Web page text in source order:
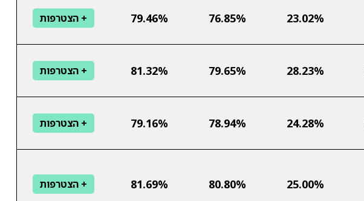
23.02%
76.85%
79.46% + הצטרפות
28.23%
79.65%
81.32% + הצטרפות
24.28%
78.94%
79.16% + הצטרפות
25.00%
80.80%
81.69% + הצטרפות